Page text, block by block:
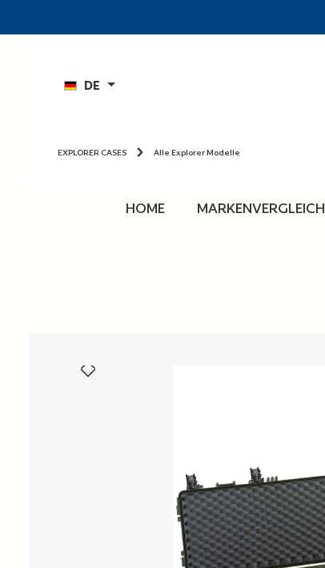
DE
EXPLORER CASES Alle Explorer Modelle
HOME MARKENVERGLEICH
Bildergalerie überspringen